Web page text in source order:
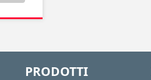
PRODOTTI